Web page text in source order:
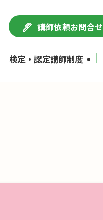
講師依頼お問合せ
検定・認定講師制度